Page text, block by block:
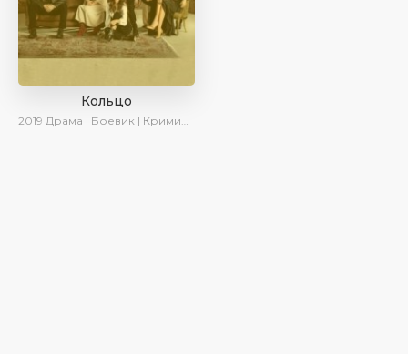
Кольцо
2019 Драма | Боевик | Криминал